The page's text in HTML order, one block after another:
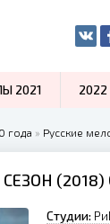
года » Русские
Студии:
2021 2022